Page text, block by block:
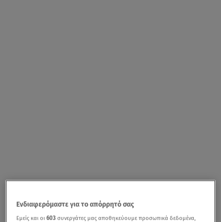
Ενδιαφερόμαστε για το απόρρητό σας
Εμείς και οι603 συνεργάτες μας αποθηκεύουμε προσωπικά δεδομένα,